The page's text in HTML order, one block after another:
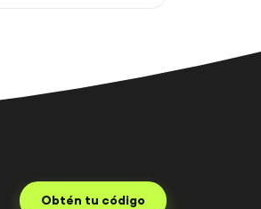
Obtén tu código